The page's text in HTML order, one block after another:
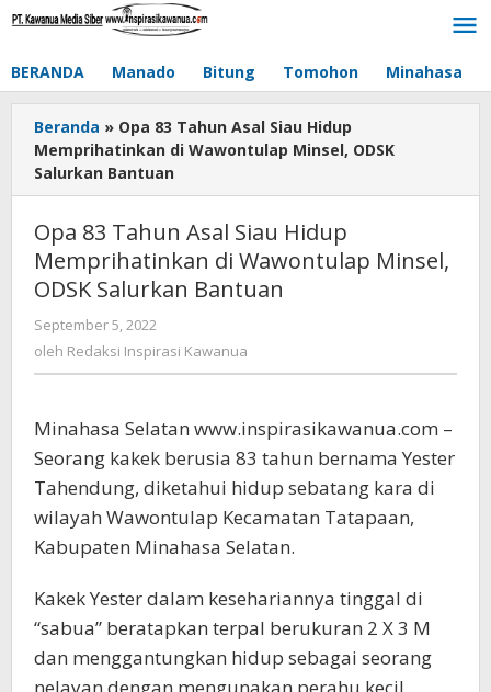
Lewati
BERANDA Manado Bitung Tomohon Minahasa
Beranda » Opa 83 Tahun Asal Siau Hidup
Memprihatinkan di Wawontulap Minsel, ODSK
Salurkan Bantuan
Opa 83 Tahun Asal Siau Hidup
Memprihatinkan di Wawontulap Minsel,
ODSK Salurkan Bantuan
September 5, 2022
Redaksi
oleh Redaksi Inspirasi Kawanua
Minahasa Selatan www.inspirasikawanua.com –
Seorang kakek berusia 83 tahun bernama Yester
Tahendung, diketahui hidup sebatang kara di
wilayah Wawontulap Kecamatan Tatapaan,
Kabupaten Minahasa Selatan.
Kakek Yester dalam kesehariannya tinggal di
“sabua” beratapkan terpal berukuran 2 X 3 M
dan menggantungkan hidup sebagai seorang